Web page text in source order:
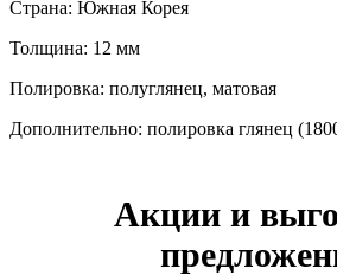
Страна: Южная Корея
Толщина: 12 мм
Полировка: полуглянец, матовая
Дополнительно: полировка глянец
Акции и